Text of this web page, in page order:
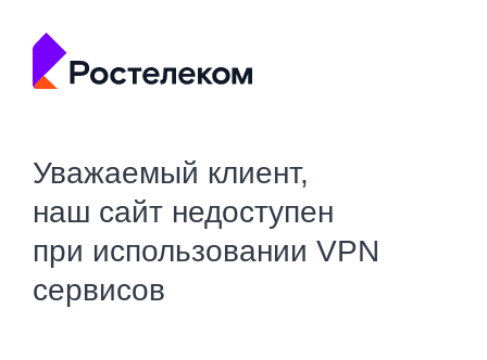
Уважаемый клиент,
наш сайт недоступен
при использовании VPN
сервисов